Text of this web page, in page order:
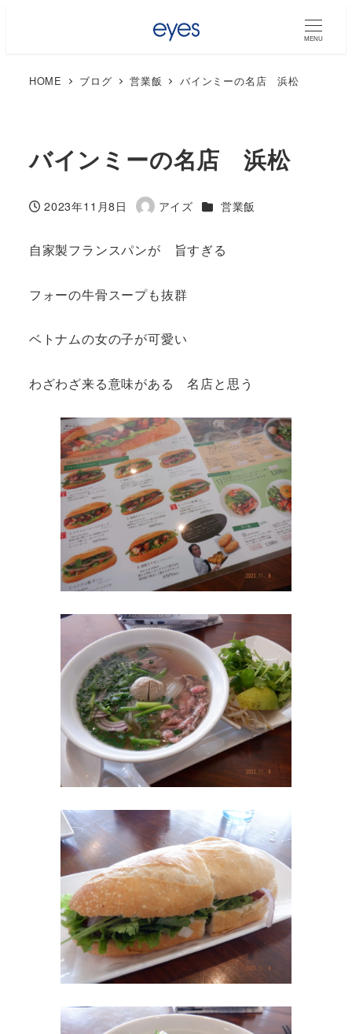
MENU
HOME ブログ 営業飯 バインミーの名店 浜松
バインミーの名店 浜松
投稿日
2023年11月8日
著
アイズ カテゴリー
営業飯
自家製フランスパンが 旨すぎる
フォーの牛骨スープも抜群
ベトナムの女の子が可愛い
わざわざ来る意味がある 名店と思う